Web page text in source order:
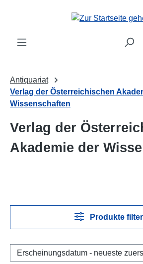
Zum Hauptinhalt springen
Antiquariat
Verlag der Österreichischen
Wissenschaften
Verlag der
Akademie der
Produkte